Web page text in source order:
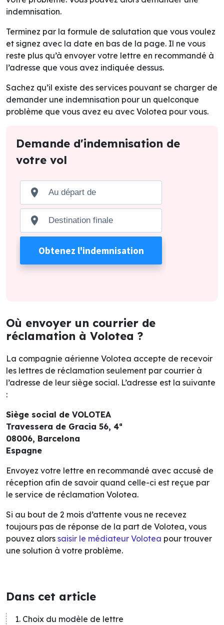
indemnisation.
Terminez par la formule de salutation que vous voulez
et signez avec la date en bas de la page. Il ne vous
reste plus qu’à envoyer votre lettre en recommandé à
l’adresse que vous avez indiquée dessus.
Sachez qu’il existe des services pouvant se charger de
demander une indemnisation pour un quelconque
problème que vous avez eu avec Volotea pour vous.
Demande d'indemnisation de
votre vol
Où envoyer un courrier de
réclamation à Volotea ?
La compagnie aérienne Volotea accepte de recevoir
les lettres de réclamation seulement par courrier à
l’adresse de leur siège social. L’adresse est la suivante
:
Siège social de VOLOTEA
Travessera de Gracia 56, 4ª
08006, Barcelona
Espagne
Envoyez votre lettre en recommandé avec accusé de
réception afin de savoir quand celle-ci est reçue par
le service de réclamation Volotea.
Si au bout de 2 mois d’attente vous ne recevez
toujours pas de réponse de la part de Volotea, vous
pouvez alors saisir le médiateur Volotea pour trouver
une solution à votre problème.
Dans cet article
Choix du modèle de lettre